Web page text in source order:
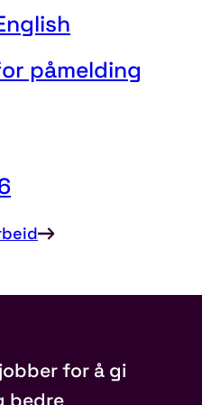
påmelding
for å gi